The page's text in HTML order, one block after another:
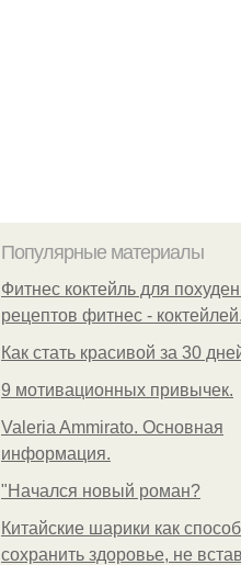
Популярные материалы
Фитнес коктейль для
рецептов фитнес - коктейлей.
Как стать красивой за 30
9 мотивационных привычек.
Valeria Ammirato. Основная
информация.
"Начался новый роман?
Китайские шарики как способ
сохранить здоровье, не